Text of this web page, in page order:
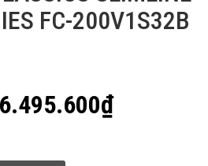
FC-200V1S32B
₫